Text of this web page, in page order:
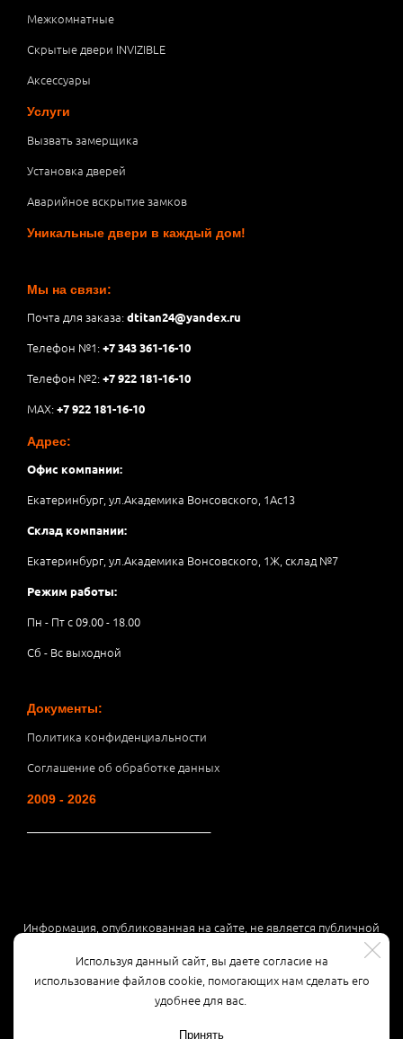
Используя данный сайт, вы даете согласие на
использование файлов cookie, помогающих нам сделать его
удобнее для вас.
Принять
Межкомнатные
Скрытые двери INVIZIBLE
Аксессуары
Услуги
Вызвать замерщика
Установка дверей
Аварийное вскрытие замков
Уникальные двери в каждый дом!
Мы на связи:
Почта для заказа:dtitan24@yandex.ru
Телефон №1:+7 343 361-16-10
Телефон №2:+7 922 181-16-10
MAX:+7 922 181-16-10
Адрес:
Офис компании:
Екатеринбург, ул.Академика Вонсовского, 1Аc13
Склад компании:
Екатеринбург, ул.Академика Вонсовского, 1Ж, склад №7
Режим работы:
Пн - Пт с 09.00 - 18.00
Сб - Вс выходной
Документы:
Политика конфиденциальности
Соглашение об обработке данных
2009 - 2026
Информация, опубликованная на сайте, не является публичной
офертой или рекламой, а носит информационный характер и
может быть изменена по усмотрению компании.